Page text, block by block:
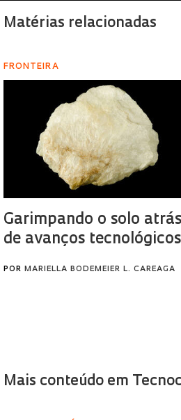
Matérias relacionadas
FRONTEIRA
Garimpando o solo atrás
de avanços tecnológicos
POR MARIELLA BODEMEIER L. CAREAGA
Mais conteúdo em